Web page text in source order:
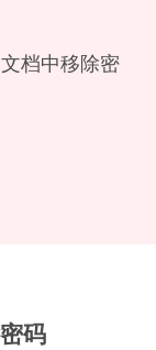
档中移除密
码